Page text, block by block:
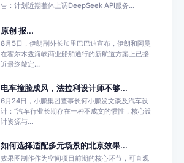
告：计划近期整体上调DeepSeek API服务...
原创 报...
8月5日，伊朗副外长加里巴巴迪宣布，伊朗和阿曼
在霍尔木兹海峡商业船舶通行的新航道方案上已接
近最终敲定...
电车撞脸成风，法拉利设计师不够...
6月24日，小鹏集团董事长何小鹏发文谈及汽车设
计：“汽车行业长期存在一种不成文的惯性，核心设
计资源与...
如何选择适配多元场景的北京效果...
效果图制作作为空间项目前期的核心环节，可直观